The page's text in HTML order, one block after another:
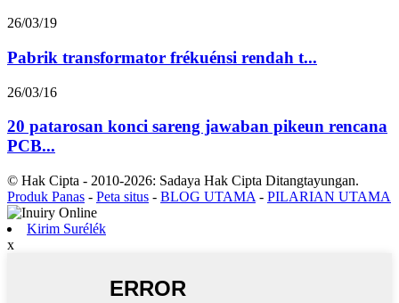
26/03/19
Pabrik transformator frékuénsi rendah t...
26/03/16
20 patarosan konci sareng jawaban pikeun rencana
PCB...
© Hak Cipta - 2010-2026: Sadaya Hak Cipta Ditangtayungan.
Produk Panas - Peta situs - BLOG UTAMA - PILARIAN UTAMA
Kirim Surélék
x